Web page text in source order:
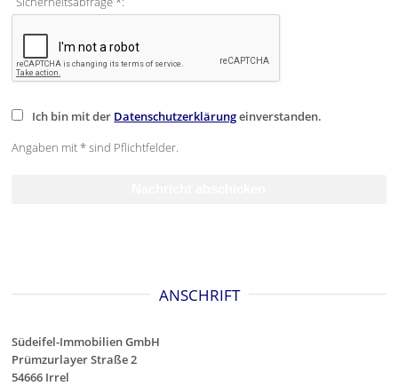
Ich bin mit der Datenschutzerklärungeinverstanden.
Angaben mit * sind Pflichtfelder.
ANSCHRIFT
Südeifel-Immobilien GmbH
Prümzurlayer Straße 2
54666 Irrel